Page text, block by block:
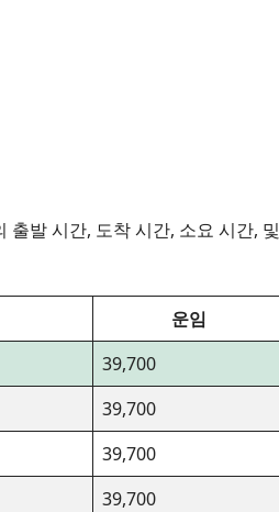
발 시간, 도착 시간, 소요 시간, 및
운임
39,700
39,700
39,700
39,700